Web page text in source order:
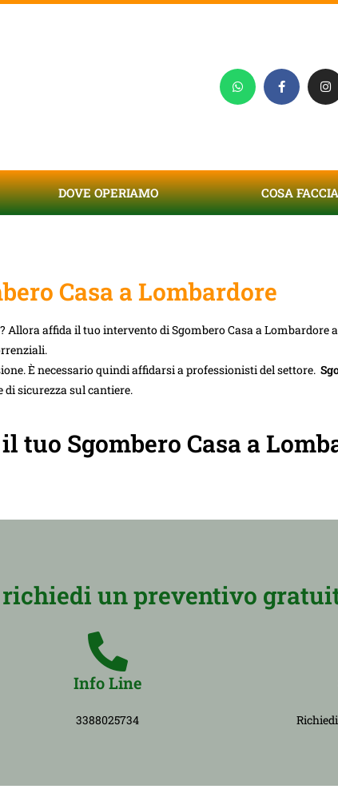
DOVE OPERIAMO COSA
Casa a Lombardore
affida il tuo intervento di Sgombero Casa a Lombardore
È necessario quindi affidarsi a professionisti del settore.
di sicurezza sul cantiere.
tuo Sgombero Casa a
richiedi un preventivo
Info Line
3388025734